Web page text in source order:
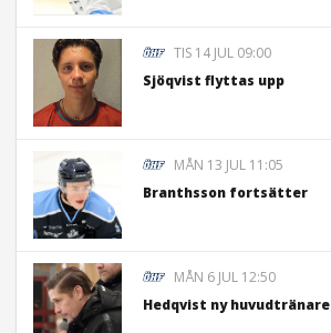
TIS 14 JUL 09:00
Sjöqvist flyttas upp
MÅN 13 JUL 11:05
Branthsson fortsätter
MÅN 6 JUL 12:50
Hedqvist ny huvudtränare